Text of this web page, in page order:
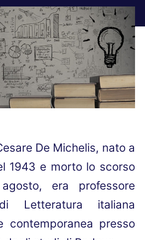
Tu sei qui:
De Michelis, nato a
1943 e morto lo scorso
era professore
Letteratura italiana
contemporanea presso